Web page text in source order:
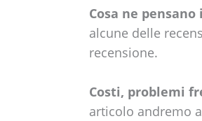
Cosa ne
alcune delle
recensione.
Costi, problemi
articolo andremo